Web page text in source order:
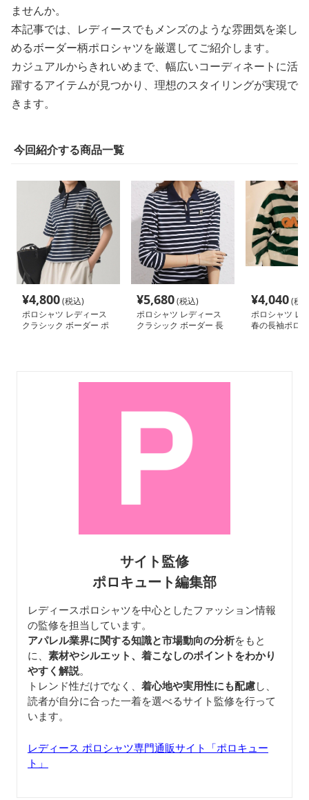
ませんか。
本記事では、レディースでもメンズのような雰囲気を楽し
めるボーダー柄ポロシャツを厳選してご紹介します。
カジュアルからきれいめまで、幅広いコーディネートに活
躍するアイテムが見つかり、理想のスタイリングが実現で
きます。
今回紹介する商品一覧
¥4,800(税込)
ポロシャツ レディース
クラシック ボーダー ポ
¥5,680(税込)
ポロシャツ レディース
クラシック ボーダー 長
¥4,040(税
ポロシャツ レ
春の長袖ポロ
サイト監修
ポロキュート編集部
レディースポロシャツを中心としたファッション情報
の監修を担当しています。
アパレル業界に関する知識と市場動向の分析をもと
に、 素材やシルエット、着こなしのポイントをわかり
やすく解説。
トレンド性だけでなく、 着心地や実用性にも配慮し、
読者が自分に合った一着を選べるサイト監修を行って
います。
レディース ポロシャツ専門通販サイト「ポロキュー
ト」